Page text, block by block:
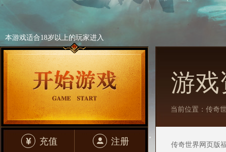
本游戏适合18岁以上的玩家进入
充值 注册
游戏
当前位置： 传奇
传奇世界网页版